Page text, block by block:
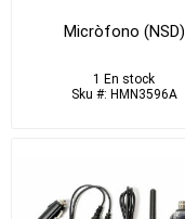
Micròfono (NSD)
1 En stock
Sku #: HMN3596A